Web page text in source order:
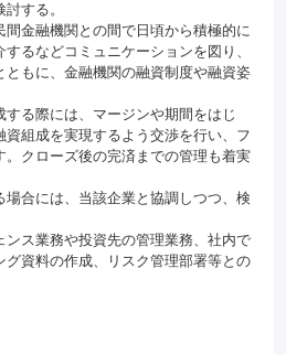
する。
間金融機関との間で日頃から積極的に
るなどコミュニケーションを図り、
ともに、金融機関の融資制度や融資姿
する際には、マージンや期間をはじ
組成を実現するよう交渉を行い、フ
。クローズ後の完済までの管理も着実
場合には、当該企業と協調しつつ、検
ンス業務や投資先の管理業務、社内で
資料の作成、リスク管理部署等との